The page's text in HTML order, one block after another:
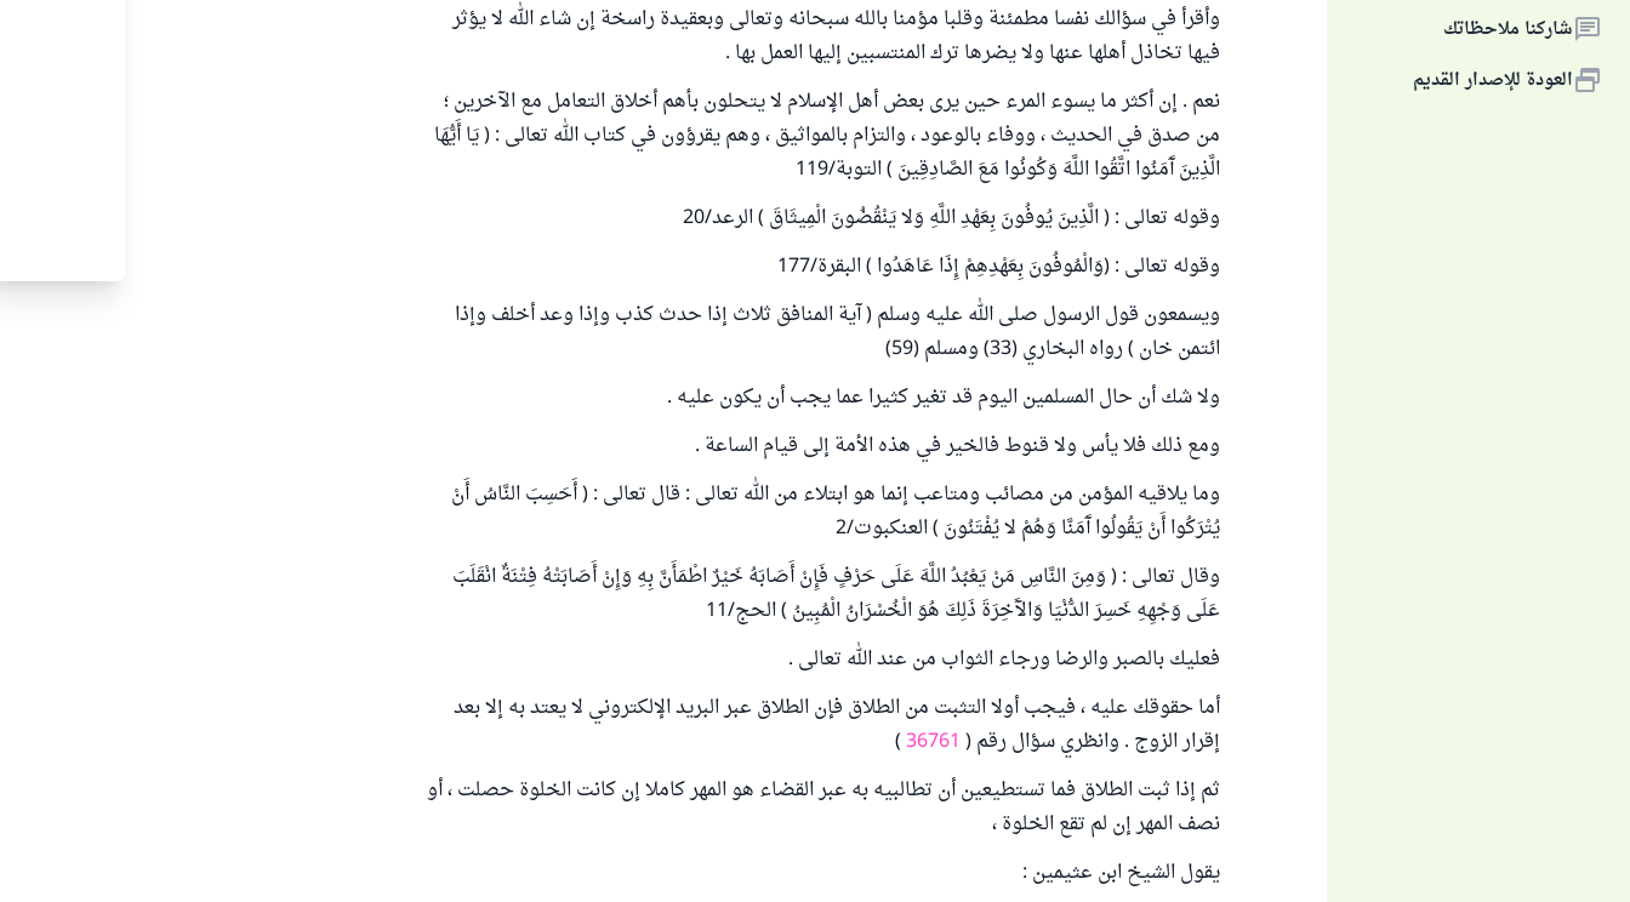
شاركنا ملاحظاتك
العودة للإصدار القديم
وأقرأ في سؤالك نفسا مطمئنة وقلبا مؤمنا بالله سبحانه وتعالى وبعقيدة راسخة إن شاء الله لا يؤثر
فيها تخاذل أهلها عنها ولا يضرها ترك المنتسبين إليها العمل بها .
نعم . إن أكثر ما يسوء المرء حين يرى بعض أهل الإسلام لا يتحلون بأهم أخلاق التعامل مع الآخرين ؛
من صدق في الحديث ، ووفاء بالوعود ، والتزام بالمواثيق ، وهم يقرؤون في كتاب الله تعالى : ( يَا أَيُّهَا
الَّذِينَ آَمَنُوا اتَّقُوا اللَّهَ وَكُونُوا مَعَ الصَّادِقِينَ ) التوبة/119
وقوله تعالى : ( الَّذِينَ يُوفُونَ بِعَهْدِ اللَّهِ وَلا يَنْقُضُونَ الْمِيثَاقَ ) الرعد/20
وقوله تعالى : (وَالْمُوفُونَ بِعَهْدِهِمْ إِذَا عَاهَدُوا ) البقرة/177
ويسمعون قول الرسول صلى الله عليه وسلم ( آية المنافق ثلاث إذا حدث كذب وإذا وعد أخلف وإذا
ائتمن خان ) رواه البخاري (33) ومسلم (59)
ولا شك أن حال المسلمين اليوم قد تغير كثيرا عما يجب أن يكون عليه .
ومع ذلك فلا يأس ولا قنوط فالخير في هذه الأمة إلى قيام الساعة .
وما يلاقيه المؤمن من مصائب ومتاعب إنما هو ابتلاء من الله تعالى : قال تعالى : ( أَحَسِبَ النَّاسُ أَنْ
يُتْرَكُوا أَنْ يَقُولُوا آَمَنَّا وَهُمْ لا يُفْتَنُونَ ) العنكبوت/2
وقال تعالى : ( وَمِنَ النَّاسِ مَنْ يَعْبُدُ اللَّهَ عَلَى حَرْفٍ فَإِنْ أَصَابَهُ خَيْرٌ اطْمَأَنَّ بِهِ وَإِنْ أَصَابَتْهُ فِتْنَةٌ انْقَلَبَ
عَلَى وَجْهِهِ خَسِرَ الدُّنْيَا وَالآَخِرَةَ ذَلِكَ هُوَ الْخُسْرَانُ الْمُبِينُ ) الحج/11
فعليك بالصبر والرضا ورجاء الثواب من عند الله تعالى .
أما حقوقك عليه ، فيجب أولا التثبت من الطلاق فإن الطلاق عبر البريد الإلكتروني لا يعتد به إلا بعد
إقرار الزوج . وانظري سؤال رقم ( 36761
)
ثم إذا ثبت الطلاق فما تستطيعين أن تطالبيه به عبر القضاء هو المهر كاملا إن كانت الخلوة حصلت ، أو
نصف المهر إن لم تقع الخلوة ،
يقول الشيخ ابن عثيمين :